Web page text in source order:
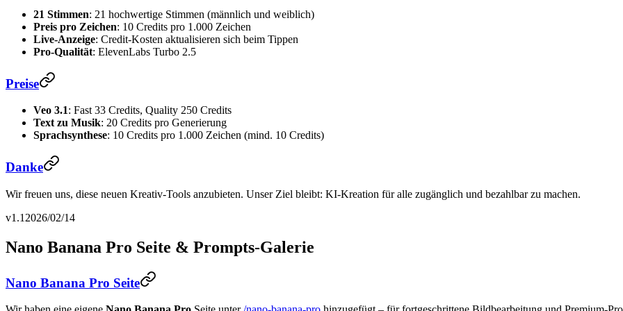
21 Stimmen: 21 hochwertige Stimmen (männlich und weiblich)
Preis pro Zeichen: 10 Credits pro 1.000 Zeichen
Live-Anzeige: Credit-Kosten aktualisieren sich beim Tippen
Pro-Qualität: ElevenLabs Turbo 2.5
Preise
Veo 3.1: Fast 33 Credits, Quality 250 Credits
Text zu Musik: 20 Credits pro Generierung
Sprachsynthese: 10 Credits pro 1.000 Zeichen (mind. 10 Credits)
Danke
Wir freuen uns, diese neuen Kreativ-Tools anzubieten. Unser Ziel bleibt: KI-Kreation für alle zugänglich und bezahlbar zu machen.
v1.1 2026/02/14
Nano Banana Pro Seite & Prompts-Galerie
Nano Banana Pro Seite